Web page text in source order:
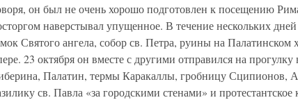
он был не очень хорошо подготовлен к посещению
наверстывал упущенное. В течение нескольких
Святого ангела, собор св. Петра, руины на Палатинском
23 октября он вместе с другими отправился на
Палатин, термы Каракаллы, гробницу Сципионов,
св. Павла «за городскими стенами» и